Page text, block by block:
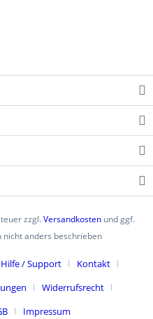
zzgl.Versandkosten und ggf.
nicht anders beschrieben
Hilfe / Support
Kontakt
Widerrufsrecht
Impressum